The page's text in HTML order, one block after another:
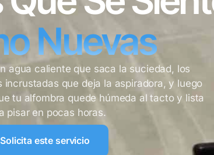
Nuevas
agua caliente que saca la suciedad, los
incrustadas que deja la aspiradora, y luego
tu alfombra quede húmeda al tacto y lista
pisar en pocas horas.
Solicita este servicio